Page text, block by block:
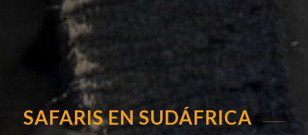
SAFARIS EN SUDÁFRICA